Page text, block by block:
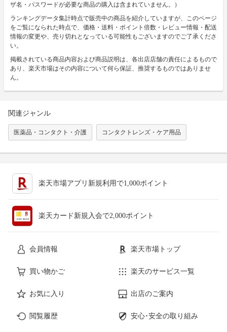
ザ名・パスワードが必要な商品の購入は含まれていません。）
ランキングデータ集計時点で販売中の商品を紹介していますが、このページ
をご覧になられた時点で、価格・送料・ポイント倍数・レビュー情報・配送
情報の変更や、売り切れとなっている可能性もございますのでご了承くださ
い。
掲載されている商品内容および商品説明は、各出店店舗の責任によるもので
あり、楽天市場はその内容について何ら保証、推奨するものではありませ
ん。
関連ジャンル
医薬品・コンタクト・介護 コンタクトレンズ・ケア用品
楽天市場アプリ新規利用で1,000ポイント
楽天カード新規入会で2,000ポイント
会員情報 楽天市場トップ
買い物かご 楽天のサービス一覧
お気に入り 出店のご案内
閲覧履歴 安心･安全の取り組み